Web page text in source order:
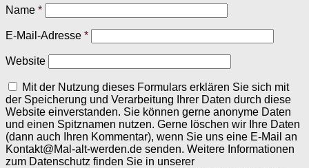
Name *
E-Mail-Adresse *
Website
Mit der Nutzung dieses Formulars erklären Sie sich mit
der Speicherung und Verarbeitung Ihrer Daten durch diese
Website einverstanden. Sie können gerne anonyme Daten
und einen Spitznamen nutzen. Gerne löschen wir Ihre Daten
(dann auch Ihren Kommentar), wenn Sie uns eine E-Mail an
Kontakt@Mal-alt-werden.de senden. Weitere Informationen
zum Datenschutz finden Sie in unserer